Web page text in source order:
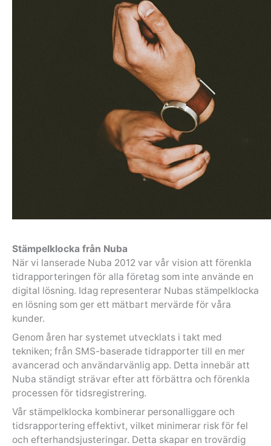
Stämpelklocka från Nuba
När vi lanserade Nuba 2012 var vår vision att förenkla
tidrapporteringen för alla företag som inte använde en
digital lösning. Idag representerar Nubas stämpelklocka
en lösning som ger ett mätbart mervärde för våra
kunder.
Genom åren har systemet utvecklats i takt med
tekniken; från SMS-baserade tidrapporter till en mer
avancerad och användarvänlig app. Detta innebär att
Nuba ständigt strävar efter att förbättra och förenkla
processen för tidsregistrering.
Vår stämpelklocka kombinerar personalliggare och
tidsrapportering effektivt, vilket minimerar risk för fel
och efterhandsjusteringar. Detta skapar en trovärdig